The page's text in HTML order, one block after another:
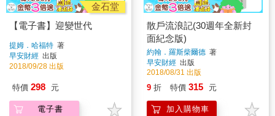
金石堂
【電子書】迎變世代
提姆．哈福特 著
早安財經 出版
2018/09/28 出版
特價 298 元
電子書
散戶流浪記(30週年全新封
面紀念版)
約翰．羅斯柴爾德 著
早安財經 出版
2018/08/31 出版
9 折 特價 315 元
加入購物車